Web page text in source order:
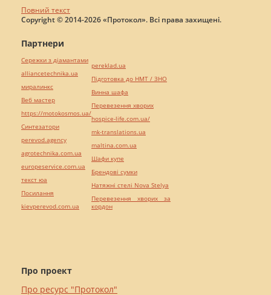
Повний текст
Copyright © 2014-2026 «Протокол». Всі права захищені.
Про проект
Про ресурс "Протокол"
Партнери
Сережки з діамантами
alliancetechnika.ua
миралинкс
Веб мастер
https://motokosmos.ua/
Синтезатори
perevod.agency
agrotechnika.com.ua
europeservice.com.ua
текст юа
Посилання
kievperevod.com.ua
pereklad.ua
Підготовка до НМТ / ЗНО
Винна шафа
Перевезення хворих
hospice-life.com.ua/
mk-translations.ua
maltina.com.ua
Шафи купе
Брендові сумки
Натяжні стелі Nova Stelya
Перевезення хворих за
кордон